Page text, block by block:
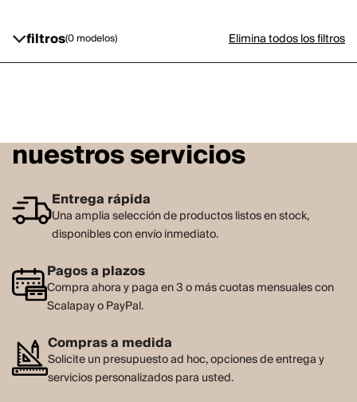
filtros(0 modelos) Elimina todos los filtros
nuestros servicios
Entrega rápida
Una amplia selección de productos listos en stock,
disponibles con envío inmediato.
Pagos a plazos
Compra ahora y paga en 3 o más cuotas mensuales con
Scalapay o PayPal.
Compras a medida
Solicite un presupuesto ad hoc, opciones de entrega y
servicios personalizados para usted.